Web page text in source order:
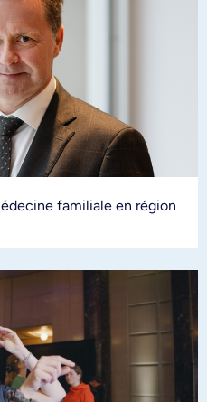
familiale en région